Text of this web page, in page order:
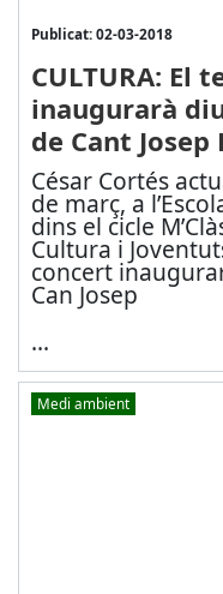
Publicat: 02-03-2018
CULTURA: El
inaugurarà
de Cant
César Cortés
de març, a
dins el cicle
Cultura i
concert
Can Josep
...
Medi ambient